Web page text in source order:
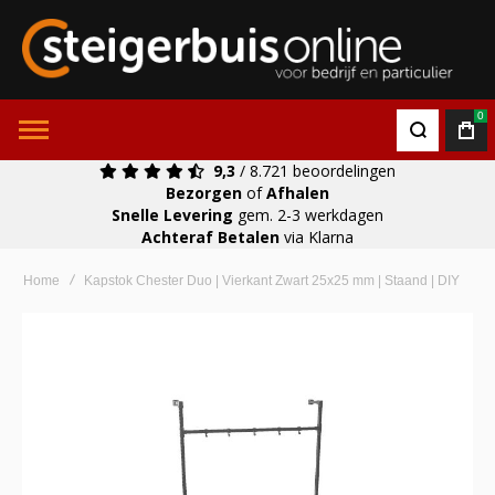
0
9,3 / 8.721 beoordelingen
Bezorgen ofAfhalen
Snelle Levering gem. 2-3 werkdagen
Achteraf Betalen via Klarna
Home Kapstok Chester Duo | Vierkant Zwart 25x25 mm | Staand | DIY